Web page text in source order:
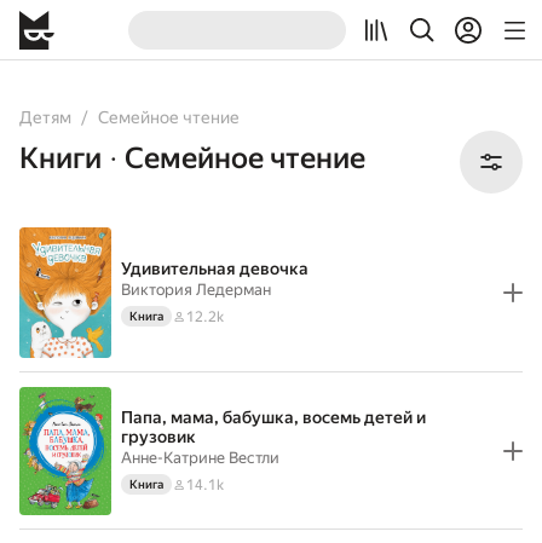
Детям Семейное чтение
AllBooks
Книги • Семейное чтение
Удивительная девочка
Виктория Ледерман
Книга 12.2k
Папа, мама, бабушка, восемь детей и
грузовик
Анне-Катрине Вестли
Книга 14.1k